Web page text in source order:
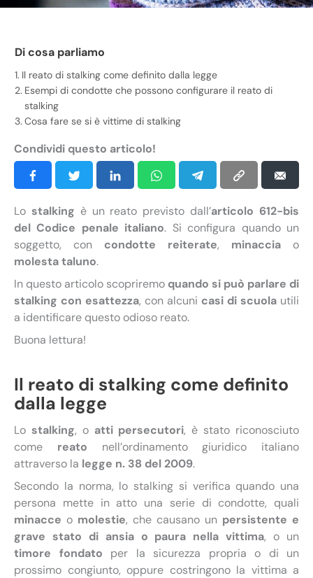
Di cosa parliamo
Il reato di stalking come definito dalla legge
Esempi di condotte che possono configurare il reato di
stalking
Cosa fare se si è vittime di stalking
Condividi questo articolo!
Lo stalking è un reato previsto dall’articolo 612-bis
del Codice penale italiano. Si configura quando un
soggetto, con condotte reiterate, minaccia o
molesta taluno.
In questo articolo scopriremo quando si può parlare di
stalking con esattezza, con alcuni casi di scuola utili
a identificare questo odioso reato.
Buona lettura!
Il reato di stalking come definito
dalla legge
Lo stalking, o atti persecutori, è stato riconosciuto
come reato nell’ordinamento giuridico italiano
attraverso la legge n. 38 del 2009.
Secondo la norma, lo stalking si verifica quando una
persona mette in atto una serie di condotte, quali
minacce o molestie, che causano un persistente e
grave stato di ansia o paura nella vittima, o un
timore fondato per la sicurezza propria o di un
prossimo congiunto, oppure costringono la vittima a